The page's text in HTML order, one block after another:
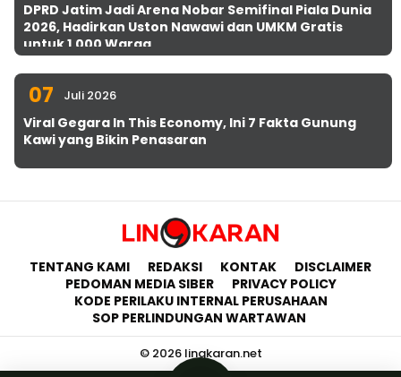
DPRD Jatim Jadi Arena Nobar Semifinal Piala Dunia
2026, Hadirkan Uston Nawawi dan UMKM Gratis
untuk 1.000 Warga
07 Juli 2026
Viral Gegara In This Economy, Ini 7 Fakta Gunung
Kawi yang Bikin Penasaran
TENTANG KAMI REDAKSI KONTAK
DISCLAIMER
PEDOMAN MEDIA SIBER
PRIVACY POLICY
KODE PERILAKU INTERNAL PERUSAHAAN
SOP PERLINDUNGAN WARTAWAN
© 2026 lingkaran.net